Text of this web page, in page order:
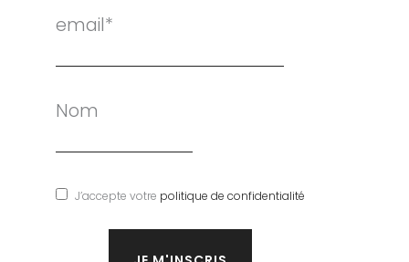
email*
Nom
J’accepte votre politique de confidentialité